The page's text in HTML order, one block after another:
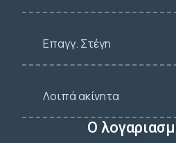
Επαγγ. Στέγη
Λοιπά ακίνητα
Ο